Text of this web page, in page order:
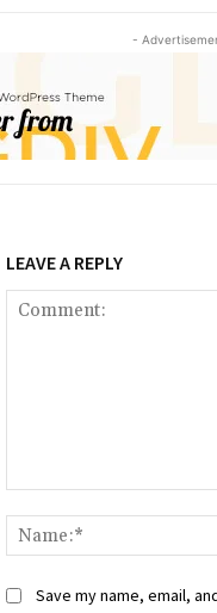
-
LEAVE A REPLY
Save my name, email,